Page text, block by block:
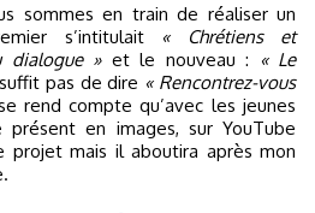
sommes en train de réaliser un
s’intitulait « Chrétiens et
dialogue »et le nouveau :
« Le
pas de dire « Rencontrez-vous
rend compte qu’avec les jeunes
en images, sur YouTube
projet mais il aboutira après mon